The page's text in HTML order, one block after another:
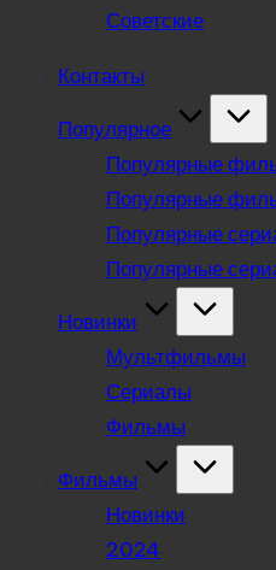
Советские
Контакты
Популярное
Популярные
Популярные
Популярные
Популярные
Новинки
Мультфильмы
Сериалы
Фильмы
Фильмы
Новинки
2024